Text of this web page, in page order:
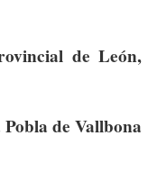
de León,
de Vallbona